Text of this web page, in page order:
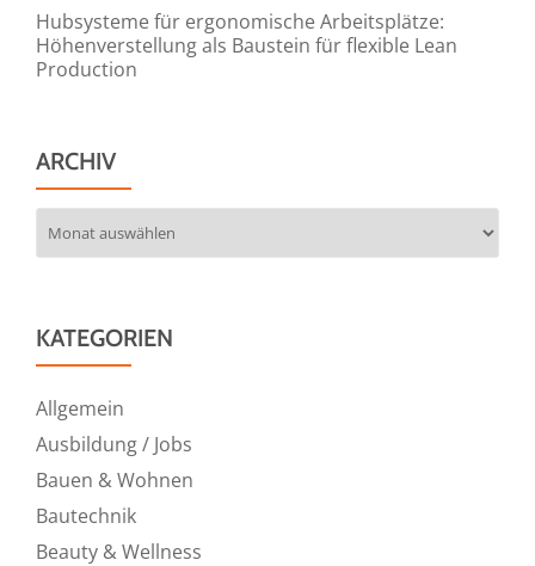
Hubsysteme für ergonomische Arbeitsplätze:
Höhenverstellung als Baustein für flexible Lean
Production
ARCHIV
KATEGORIEN
Allgemein
Ausbildung / Jobs
Bauen & Wohnen
Bautechnik
Beauty & Wellness